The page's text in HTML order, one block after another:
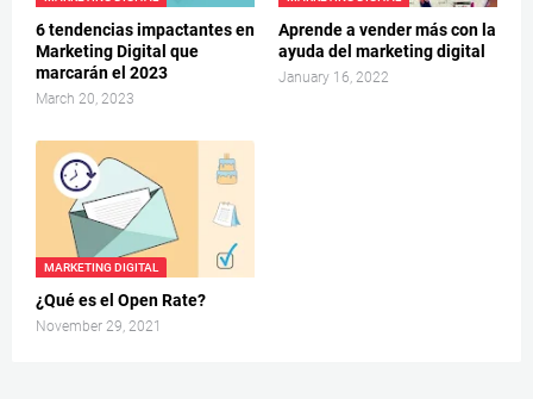
6 tendencias impactantes en
Marketing Digital que
marcarán el 2023
March 20, 2023
Aprende a vender más con la
ayuda del marketing digital
January 16, 2022
MARKETING DIGITAL
¿Qué es el Open Rate?
November 29, 2021